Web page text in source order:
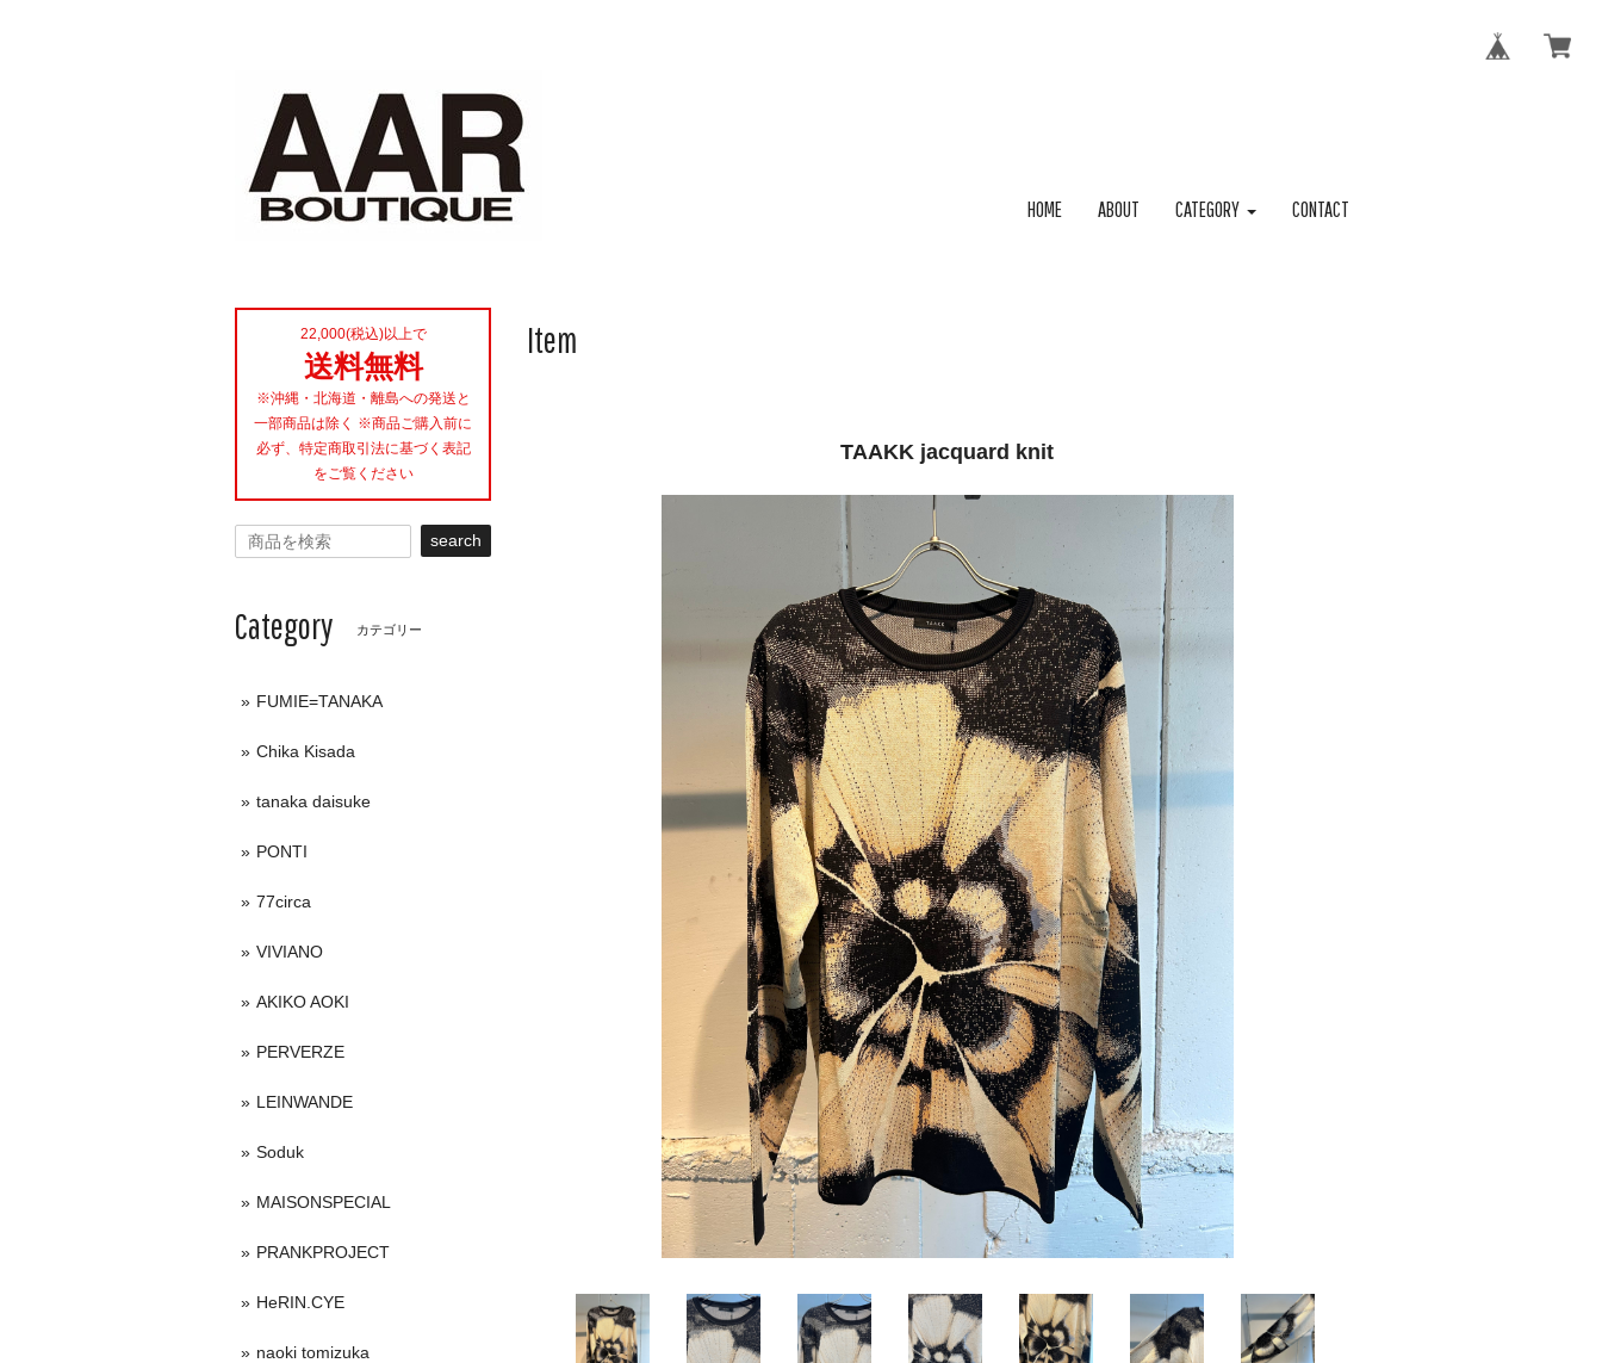
HOME ABOUT CATEGORY CONTACT
Item
TAAKK jacquard knit
22,000(税込)以上で
送料無料
※沖縄・北海道・離島への発送と
一部商品は除く ※商品ご購入前に
必ず、特定商取引法に基づく表記
をご覧ください
search
Category カテゴリー
FUMIE=TANAKA
Chika Kisada
tanaka daisuke
PONTI
77circa
VIVIANO
AKIKO AOKI
PERVERZE
LEINWANDE
Soduk
MAISONSPECIAL
PRANKPROJECT
HeRIN.CYE
naoki tomizuka